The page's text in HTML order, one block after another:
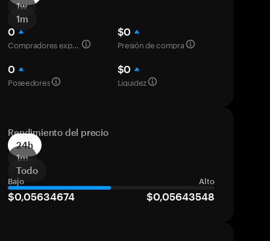
1w
1m
0
Compradores experimentados
$0
Presión de compra
0
Poseedores
$0
Liquidez
Rendimiento del precio
24h
1m
Todo
Bajo Alto
$0,05634674 $0,05643548